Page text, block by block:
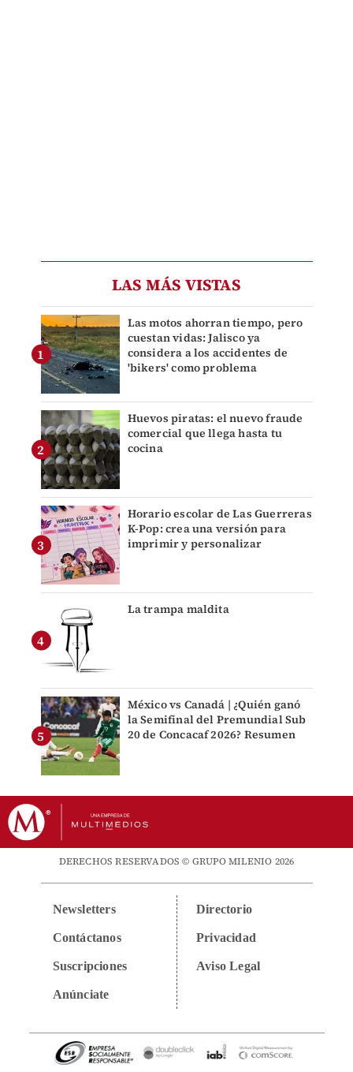
LAS MÁS VISTAS
Las motos ahorran tiempo, pero
cuestan vidas: Jalisco ya
considera a los accidentes de
'bikers' como problema
Huevos piratas: el nuevo fraude
comercial que llega hasta tu
cocina
Horario escolar de Las Guerreras
K-Pop: crea una versión para
imprimir y personalizar
La trampa maldita
México vs Canadá | ¿Quién ganó
la Semifinal del Premundial Sub
20 de Concacaf 2026? Resumen
DERECHOS RESERVADOS © GRUPO MILENIO 2026
Newsletters
Contáctanos
Suscripciones
Anúnciate
Directorio
Privacidad
Aviso Legal